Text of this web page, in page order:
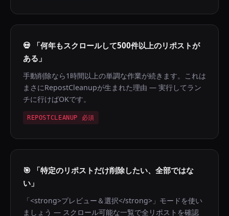
💀
「何年もスクロールして500件以上のリポストが
ある」
手動削除なら1時間以上の単調な作業が続きます。これは
まさにRepostCleanupが生まれた理由 — 実行してラン
チに行けばOKです。
REPOSTCLEANUP 必須
🎯
「特定のリポストだけ削除したい、全部ではな
い」
「<strong>プレビュー＆選択</strong>」モードを使い
ましょう — スクロール可能な一覧で全リポストを確認